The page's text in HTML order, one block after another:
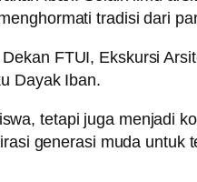
tradisi dari
FTUI, Ekskursi
Dayak Iban.
tetapi juga menjadi
generasi muda untuk